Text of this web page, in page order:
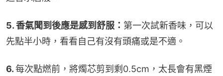
5. 香氣聞到後應是感到舒服： 第一次試新香味，可以
先點半小時，看看自己有沒有頭痛或是不適。
6. 每次點燃前，將燭芯剪到剩0.5cm，太長會有黑煙